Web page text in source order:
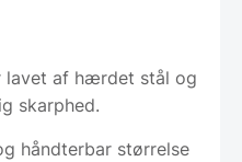
lavet af hærdet stål og
skarphed.
håndterbar størrelse